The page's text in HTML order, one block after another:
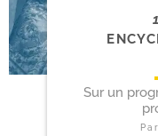
Sur un